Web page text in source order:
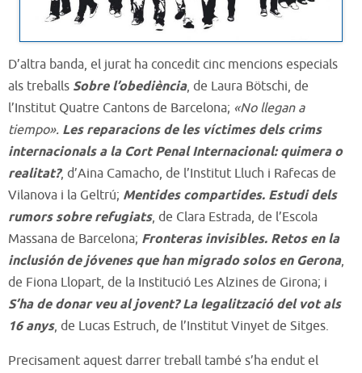
D’altra banda, el jurat ha concedit cinc mencions especials
als treballs Sobre l’obediència, de Laura Bötschi, de
l’Institut Quatre Cantons de Barcelona; «No llegan a
tiempo». Les reparacions de les víctimes dels crims
internacionals a la Cort Penal Internacional: quimera o
realitat?, d’Aina Camacho, de l’Institut Lluch i Rafecas de
Vilanova i la Geltrú; Mentides compartides. Estudi dels
rumors sobre refugiats, de Clara Estrada, de l’Escola
Massana de Barcelona; Fronteras invisibles. Retos en la
inclusión de jóvenes que han migrado solos en Gerona,
de Fiona Llopart, de la Institució Les Alzines de Girona; i
S’ha de donar veu al jovent? La legalització del vot als
16 anys, de Lucas Estruch, de l’Institut Vinyet de Sitges.
Precisament aquest darrer treball també s’ha endut el